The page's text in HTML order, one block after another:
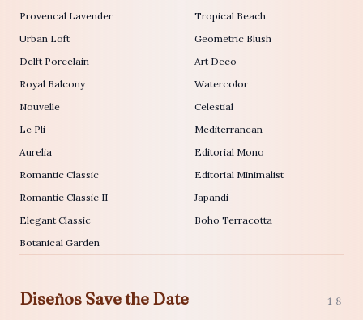
Provencal Lavender
Urban Loft
Delft Porcelain
Royal Balcony
Nouvelle
Le Pli
Aurelia
Romantic Classic
Romantic Classic II
Elegant Classic
Botanical Garden
Tropical Beach
Geometric Blush
Art Deco
Watercolor
Celestial
Mediterranean
Editorial Mono
Editorial Minimalist
Japandi
Boho Terracotta
Diseños Save the Date 18